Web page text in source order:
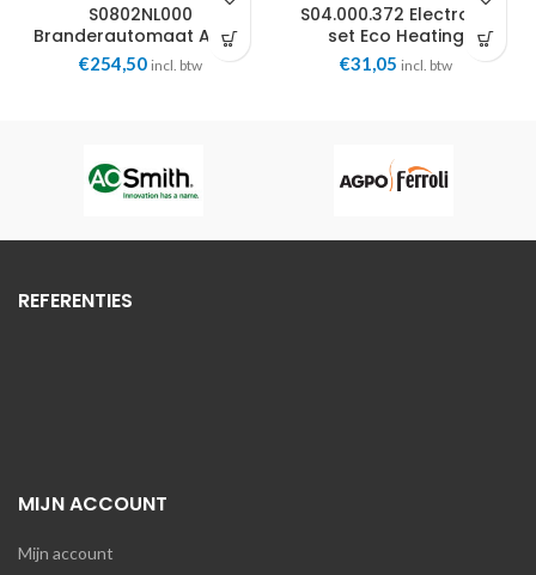
S0802NL000
Branderautomaat A150-
180 BIC NL Eco Heating
€254,50 incl. btw
S04.000.372 Electrode
set Eco Heating
€31,05 incl. btw
REFERENTIES
MIJN ACCOUNT
Mijn account